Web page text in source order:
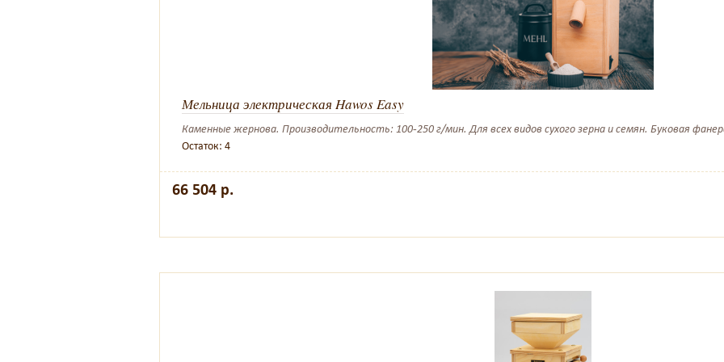
Мельница электрическая Hawos Easy
Каменные жернова. Производительность: 100-250 г/мин. Для всех видов сухого зерна и семян. Буковая
Остаток: 4
66 504 р.